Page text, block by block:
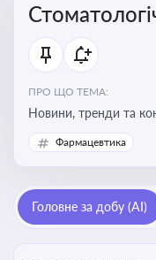
ПРО ЩО ТЕМА:
Новини, тренди та
стоматологічних
технологій та стратегій для покращення
Фармацевтика
Головне за добу (AI)